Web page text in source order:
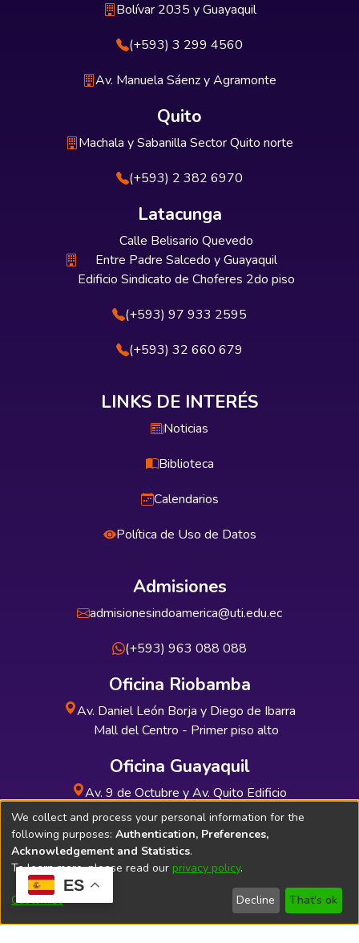
ES
Bolívar 2035 y Guayaquil
(+593) 3 299 4560
Av. Manuela Sáenz y Agramonte
Quito
Machala y Sabanilla Sector Quito norte
(+593) 2 382 6970
Latacunga
Calle Belisario Quevedo
Entre Padre Salcedo y Guayaquil
Edificio Sindicato de Choferes 2do piso
(+593) 97 933 2595
(+593) 32 660 679
LINKS DE INTERÉS
Noticias
Biblioteca
Calendarios
Política de Uso de Datos
Admisiones
admisionesindoamerica@uti.edu.ec
(+593) 963 088 088
Oficina Riobamba
Av. Daniel León Borja y Diego de Ibarra
Mall del Centro - Primer piso alto
Oficina Guayaquil
Av. 9 de Octubre y Av. Quito Edificio
INDUAUTO - Planta baja
Soporte Técnico Bibliolatino.com
We collect and process your personal information for the
following purposes: Authentication, Preferences,
Acknowledgement and Statistics.
To learn more, please read our privacy policy.
Customize Decline That's ok